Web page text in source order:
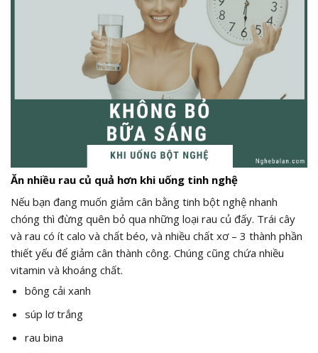
Ăn nhiều rau củ quả hơn khi uống tinh nghệ
Nếu bạn đang muốn giảm cân bằng tinh bột nghệ nhanh
chóng thì đừng quên bỏ qua những loại rau củ đấy. Trái cây
và rau có ít calo và chất béo, và nhiều chất xơ – 3 thành phần
thiết yếu để giảm cân thành công. Chúng cũng chứa nhiều
vitamin và khoáng chất.
bông cải xanh
súp lơ trắng
rau bina